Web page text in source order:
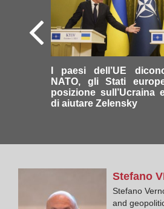
I paesi dell’UE
NATO, gli Stati
posizione sull’Ucraina
di aiutare Zelensky
Stefano
Stefano
and